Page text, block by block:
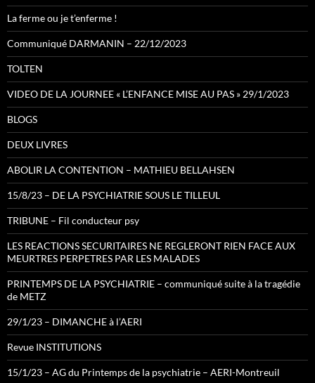
La ferme ou je t’enferme !
Communiqué DARMANIN – 22/12/2023
TOLTEN
VIDEO DE LA JOURNEE « L’ENFANCE MISE AU PAS » 29/1/2023
BLOGS
DEUX LIVRES
ABOLIR LA CONTENTION – MATHIEU BELLAHSEN
15/8/23 – DE LA PSYCHIATRIE SOUS LE TILLEUL
TRIBUNE – Fil conducteur psy
LES REACTIONS SECURITAIRES NE REGLERONT RIEN FACE AUX
MEURTRES PERPETRES PAR LES MALADES
PRINTEMPS DE LA PSYCHIATRIE – communiqué suite à la tragédie
de METZ
29/1/23 – DIMANCHE à l’AERI
Revue INSTITUTIONS
15/1/23 – AG du Printemps de la psychiatrie – AERI-Montreuil